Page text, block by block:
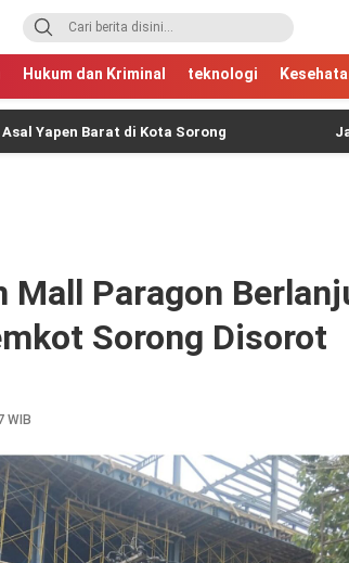
Hukum dan Kriminal teknologi
Barat di Kota Sorong Jaga
Mall Paragon
Sorong Disorot
WIB